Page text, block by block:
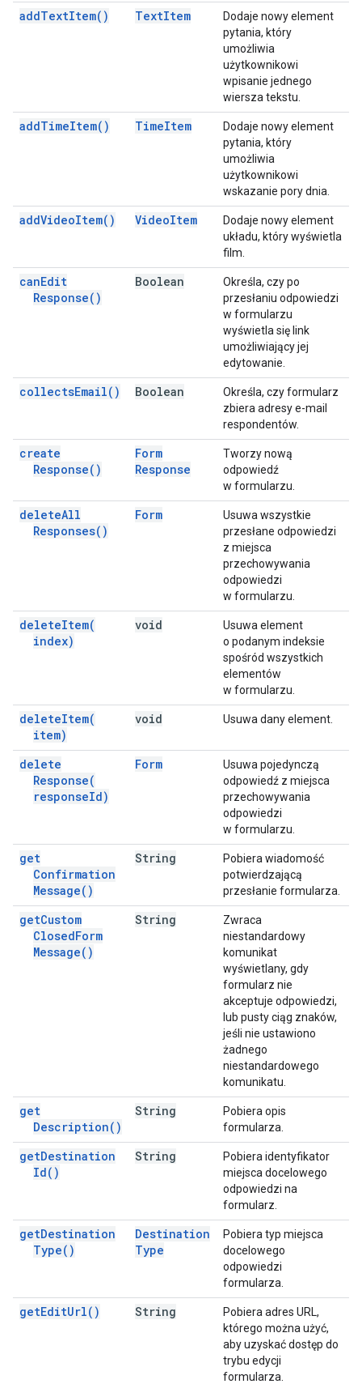
addTextItem( ) TextItem
Dodaje nowy element
pytania, który
umożliwia
użytkownikowi
wpisanie jednego
wiersza tekstu.
addTimeItem( ) TimeItem
Dodaje nowy element
pytania, który
umożliwia
użytkownikowi
wskazanie pory dnia.
addVideoItem( ) VideoItem
Dodaje nowy element
układu, który wyświetla
film.
canEdit
Response( )
Boolean
Określa, czy po
przesłaniu odpowiedzi
w formularzu
wyświetla się link
umożliwiający jej
edytowanie.
collectsEmail( ) Boolean
Określa, czy formularz
zbiera adresy e-mail
respondentów.
create
Response( )
Form
Response
Tworzy nową
odpowiedź
w formularzu.
deleteAll
Responses( )
Form
Usuwa wszystkie
przesłane odpowiedzi
z miejsca
przechowywania
odpowiedzi
w formularzu.
deleteItem(
index)
void
Usuwa element
o podanym indeksie
spośród wszystkich
elementów
w formularzu.
deleteItem(
item)
void Usuwa dany element.
delete
Response(
responseId)
Form
Usuwa pojedynczą
odpowiedź z miejsca
przechowywania
odpowiedzi
w formularzu.
get
Confirmation
Message( )
String
Pobiera wiadomość
potwierdzającą
przesłanie formularza.
getCustom
ClosedForm
Message( )
String
Zwraca
niestandardowy
komunikat
wyświetlany, gdy
formularz nie
akceptuje odpowiedzi,
lub pusty ciąg znaków,
jeśli nie ustawiono
żadnego
niestandardowego
komunikatu.
get
Description( )
String
Pobiera opis
formularza.
getDestination
Id( )
String
Pobiera identyfikator
miejsca docelowego
odpowiedzi na
formularz.
getDestination
Type( )
Destination
Type
Pobiera typ miejsca
docelowego
odpowiedzi
formularza.
getEditUrl( ) String
Pobiera adres URL,
którego można użyć,
aby uzyskać dostęp do
trybu edycji
formularza.